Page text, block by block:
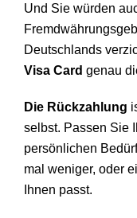
Und Sie würden
Deutschlands
Visa Card genau
Die Rückzahlung
selbst. Passen Sie
persönlichen
mal weniger, oder
Ihnen passt.